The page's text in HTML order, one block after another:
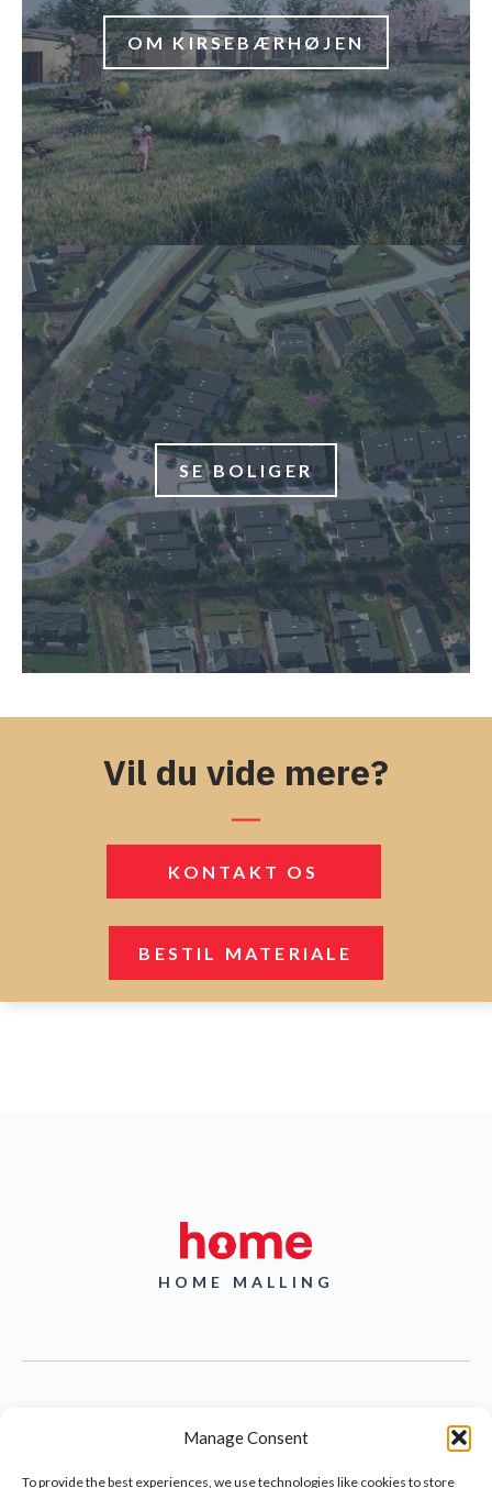
Manage Consent
To provide the best experiences, we use technologies like cookies to store
OM KIRSEBÆRHØJEN
SE BOLIGER
Vil du vide mere?
KONTAKT OS
BESTIL MATERIALE
HOME MALLING
TLF+45 86220011
STATIONSPLADSEN 5H